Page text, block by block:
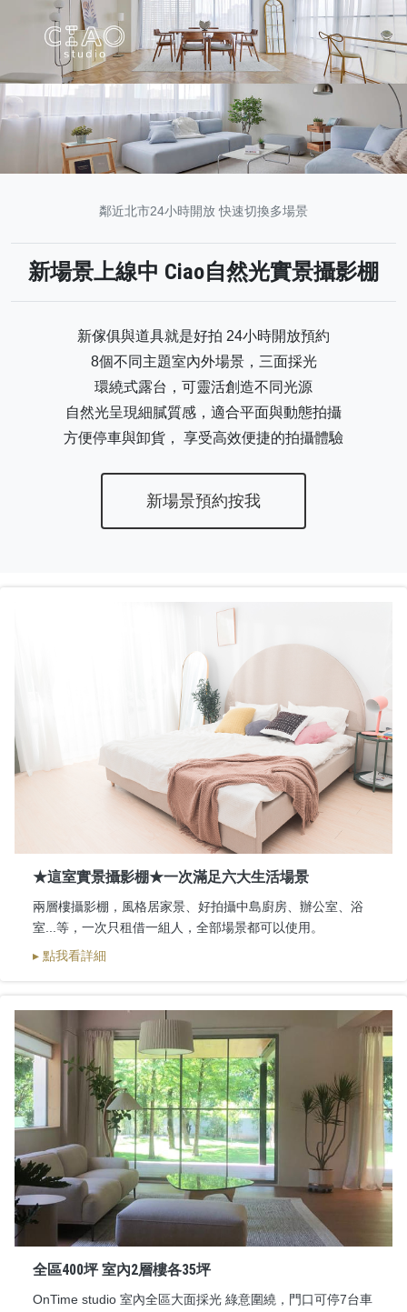
鄰近北市24小時開放 快速切換多場景
新場景上線中 Ciao自然光實景攝影棚
新傢俱與道具就是好拍 24小時開放預約
8個不同主題室內外場景，三面採光
環繞式露台，可靈活創造不同光源
自然光呈現細膩質感，適合平面與動態拍攝
方便停車與卸貨， 享受高效便捷的拍攝體驗
新場景預約按我
★這室實景攝影棚★一次滿足六大生活場景
兩層樓攝影棚，風格居家景、好拍攝中島廚房、辦公室、浴
室...等，一次只租借一組人，全部場景都可以使用。
▸ 點我看詳細
全區400坪 室內2層樓各35坪
OnTime studio 室內全區大面採光 綠意圍繞，門口可停7台車